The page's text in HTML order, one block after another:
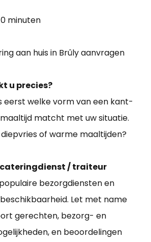
minuten
aan huis in Brûly aanvragen
u precies?
eerst welke vorm van een kant-
matcht met uw situatie.
diepvries of warme maaltijden?
cateringdienst / traiteur
bezorgdiensten en
Let met name
gerechten, bezorg- en
en beoordelingen